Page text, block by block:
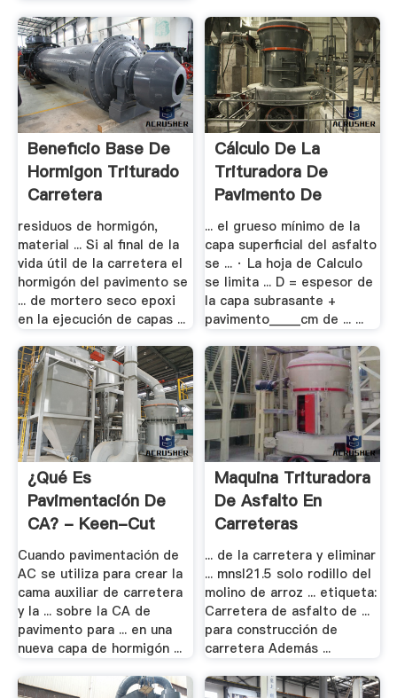
Beneficio Base De
Hormigon Triturado
Carretera
residuos de hormigón,
material ... Si al final de la
vida útil de la carretera el
hormigón del pavimento se
... de mortero seco epoxi
en la ejecución de capas ...
Cálculo De La
Trituradora De
Pavimento De
Asfalto
... el grueso mínimo de la
capa superficial del asfalto
se ... · La hoja de Calculo
se limita ... D = espesor de
la capa subrasante +
pavimento_____cm de ... ...
¿Qué Es
Pavimentación De
CA? - Keen-Cut
Cuando pavimentación de
AC se utiliza para crear la
cama auxiliar de carretera
y la ... sobre la CA de
pavimento para ... en una
nueva capa de hormigón ...
Maquina Trituradora
De Asfalto En
Carreteras
... de la carretera y eliminar
... mnsl21.5 solo rodillo del
molino de arroz ... etiqueta:
Carretera de asfalto de ...
para construcción de
carretera Además ...